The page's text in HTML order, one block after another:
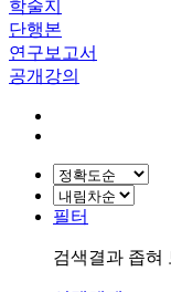
학술지
단행본
연구보고서
공개강의
필터
검색결과 좁혀